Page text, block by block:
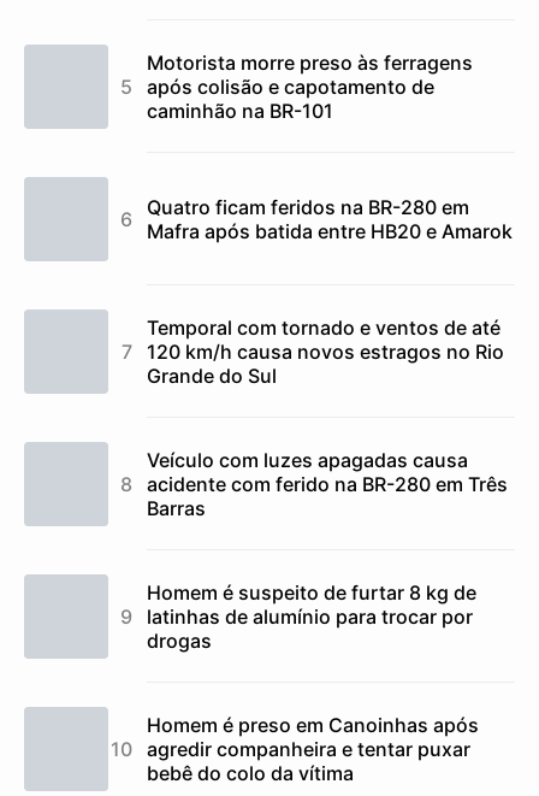
Motorista morre preso às ferragens
após colisão e capotamento de
caminhão na BR-101
Quatro ficam feridos na BR-280 em
Mafra após batida entre HB20 e Amarok
Temporal com tornado e ventos de até
120 km/h causa novos estragos no Rio
Grande do Sul
Veículo com luzes apagadas causa
acidente com ferido na BR-280 em Três
Barras
Homem é suspeito de furtar 8 kg de
latinhas de alumínio para trocar por
drogas
Homem é preso em Canoinhas após
agredir companheira e tentar puxar
bebê do colo da vítima